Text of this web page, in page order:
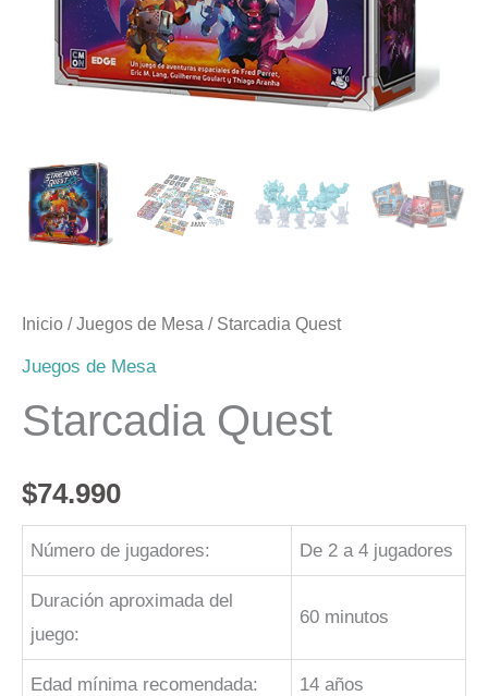
Inicio /Juegos de Mesa / Starcadia Quest
Juegos de Mesa
Starcadia Quest
$74.990
Número de jugadores: De 2 a 4 jugadores
Duración aproximada del
juego:
60 minutos
Edad mínima recomendada: 14 años